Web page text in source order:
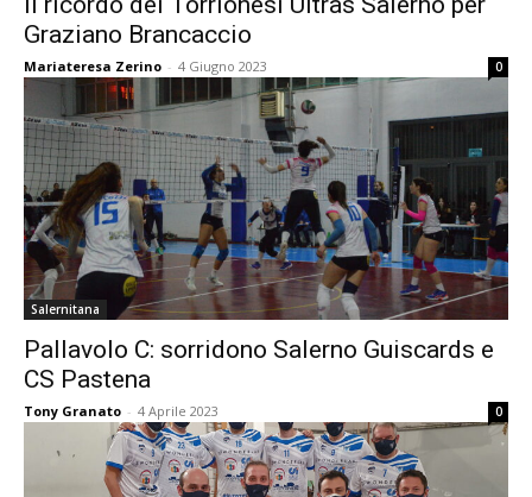
Graziano Brancaccio
Mariateresa Zerino - 4 Giugno 2023 0
Salernitana
Pallavolo C: sorridono Salerno Guiscards e
CS Pastena
Tony Granato - 4 Aprile 2023 0